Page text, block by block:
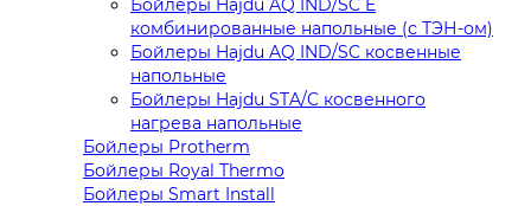
Бойлеры Hajdu AQ IND/SC E
комбинированные напольные (с ТЭН-ом)
Бойлеры Hajdu AQ IND/SC косвенные
напольные
Бойлеры Hajdu STA/C косвенного
нагрева напольные
Бойлеры Protherm
Бойлеры Royal Thermo
Бойлеры Smart Install